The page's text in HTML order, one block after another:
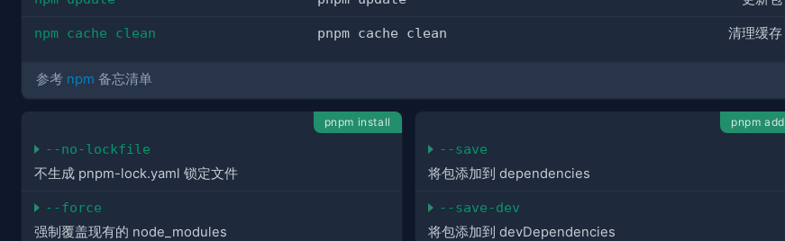
npm cache clean pnpm cache clean 清理缓存
参考 npm 备忘清单
pnpm install
--no-lockfile
不生成 pnpm-lock.yaml 锁定文件
--force
强制覆盖现有的 node_modules
pnpm add
--save
将包添加到 dependencies
--save-dev
将包添加到 devDependencies